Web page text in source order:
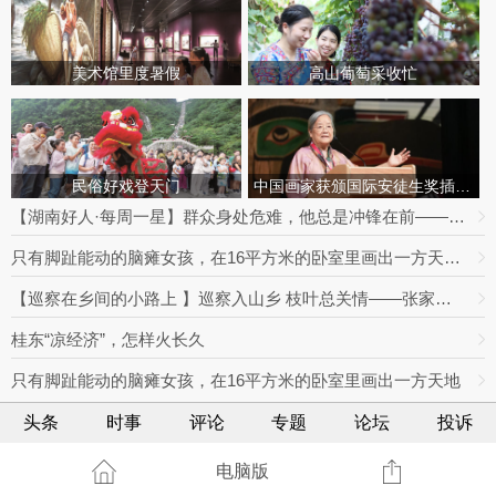
美术馆里度暑假 高山葡萄采收忙
民俗好戏登天门
【湖南好人·每周一星】群众身处危难，他总是冲锋在前——记见义勇为类“湖南好人”赵正良
只有脚趾能动的脑瘫女孩，在16平方米的卧室里画出一方天地——不普通的“云”
【巡察在乡间的小路上 】巡察入山乡 枝叶总关情——张家界以对村巡察实效守护民生福祉
桂东“凉经济”，怎样火长久
只有脚趾能动的脑瘫女孩，在16平方米的卧室里画出一方天地
头条 时事 评论 专题 论坛 投诉
电脑版